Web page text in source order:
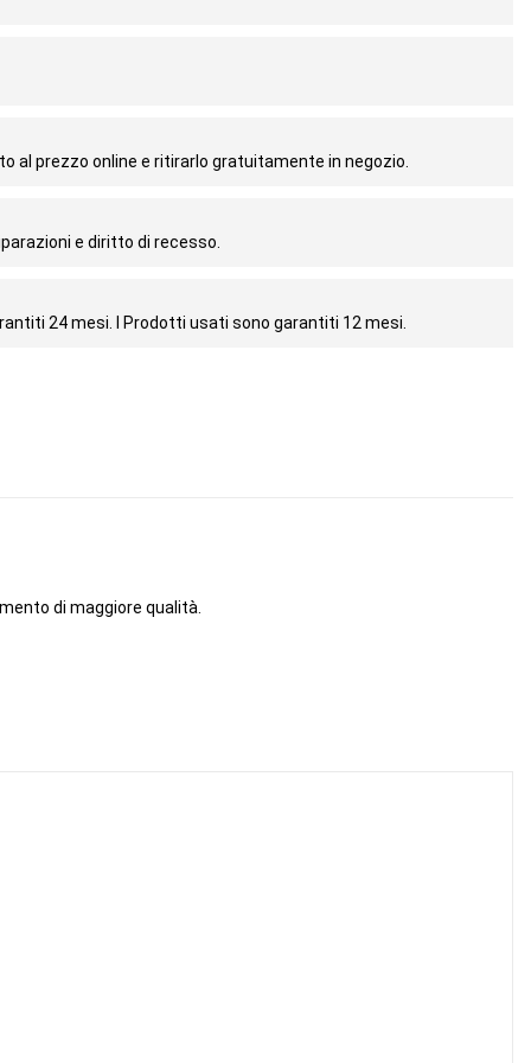
al prezzo online e ritirarlo gratuitamente in negozio.
e diritto di recesso.
24 mesi. I Prodotti usati sono garantiti 12 mesi.
di maggiore qualità.